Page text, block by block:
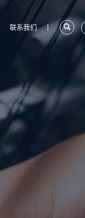
联系我们